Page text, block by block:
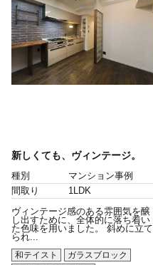
新しくても、ヴィンテージ。
種別
マンション事例
間取り
1LDK
ヴィンテージ感のある雰囲気を醸
し出すために、全体的に落ち着い
た色味を用いました。 斜めに立て
られ...
和テイスト
ガラスブロック